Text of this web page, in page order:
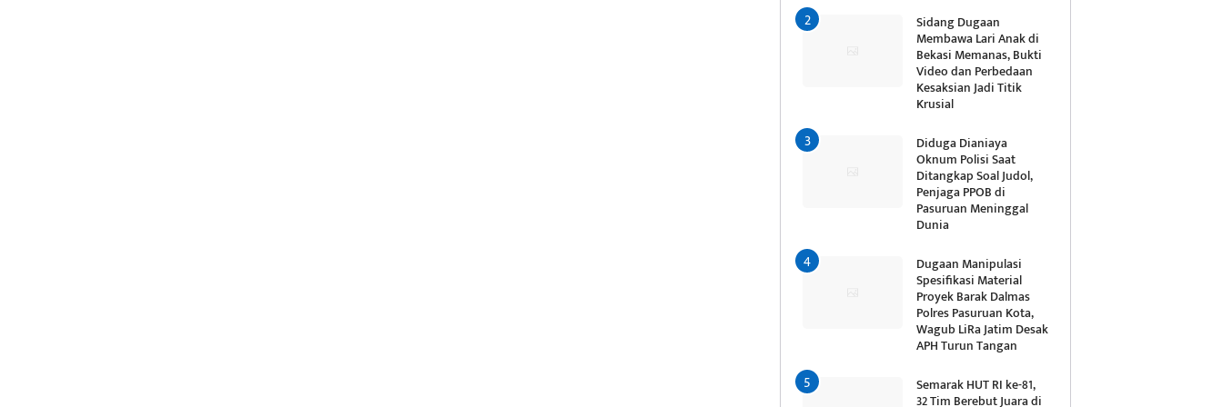
Sidang Dugaan
Membawa Lari Anak di
Bekasi Memanas, Bukti
Video dan Perbedaan
Kesaksian Jadi Titik
Krusial
Diduga Dianiaya
Oknum Polisi Saat
Ditangkap Soal Judol,
Penjaga PPOB di
Pasuruan Meninggal
Dunia
Dugaan Manipulasi
Spesifikasi Material
Proyek Barak Dalmas
Polres Pasuruan Kota,
Wagub LiRa Jatim Desak
APH Turun Tangan
Semarak HUT RI ke-81,
32 Tim Berebut Juara di